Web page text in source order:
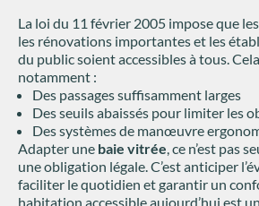
La loi du 11 février 2005 impose que
les rénovations importantes et les
du public soient accessibles à tous.
notamment :
Des passages suffisamment larges
Des seuils abaissés pour limiter les
Des systèmes de manœuvre
Adapter une baie vitrée, ce n’est pas
une obligation légale. C’est anticiper
faciliter le quotidien et garantir un
habitation accessible aujourd’hui est